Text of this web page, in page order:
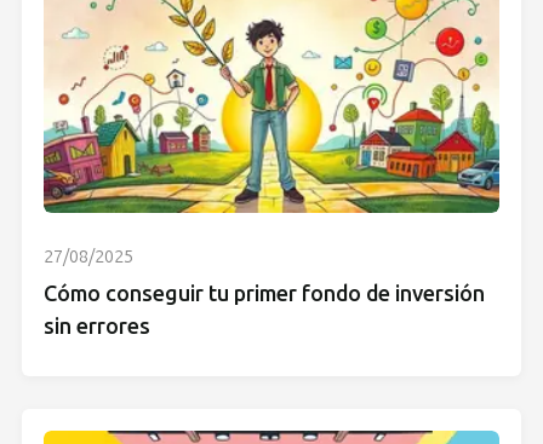
27/08/2025
Cómo conseguir tu primer fondo de inversión
sin errores